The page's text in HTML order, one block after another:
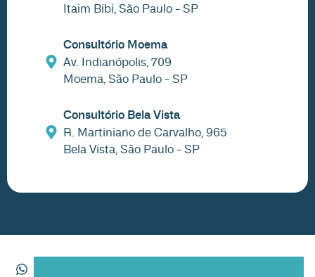
Itaim Bibi, São Paulo - SP
Consultório Moema
Av. Indianópolis, 709
Moema, São Paulo - SP
Consultório Bela Vista
R. Martiniano de Carvalho, 965
Bela Vista, São Paulo - SP